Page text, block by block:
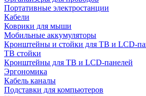
Портативные электростанции
Кабели
Коврики для мыши
Мобильные аккумуляторы
Кронштейны и стойки для ТВ и LCD-
ТВ стойки
Кронштейны для ТВ и LCD-панелей
Эргономика
Кабель каналы
Подставки для компьютеров